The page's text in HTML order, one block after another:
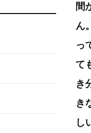
間
ん
っ
て
き
き
し